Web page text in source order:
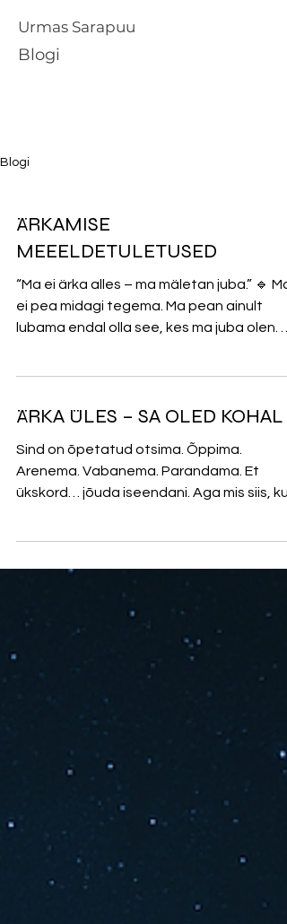
Urmas Sarapuu
Blogi
Blogi
ÄRKAMISE
MEEELDETULETUSED
“Ma ei ärka alles – ma mäletan juba.” 🔹 Ma
ei pea midagi tegema. Ma pean ainult
lubama endal olla see, kes ma juba olen. 🔹
ÄRKA ÜLES – SA OLED KOHAL
Sind on õpetatud otsima. Õppima.
Arenema. Vabanema. Parandama. Et
ükskord… jõuda iseendani. Aga mis siis, kui